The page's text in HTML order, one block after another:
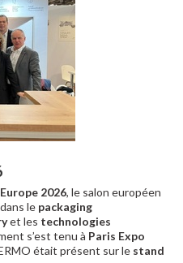
2026, le salon européen
le packaging
et les technologies
s’est tenu à Paris Expo
était présent sur le stand